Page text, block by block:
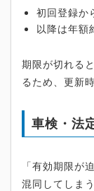
初回登録か
以降は年
期限が切れる
るため、更新
車検・法
「有効期限が
混同してしま